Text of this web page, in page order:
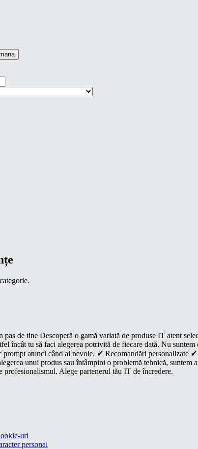
de tine Descoperă o gamă variată de produse IT atent
încât tu să faci alegerea potrivită de fiecare dată. Nu
prompt atunci când ai nevoie. ✔ Recomandări
unui produs sau întâmpini o problemă tehnică,
profesionalismul. Alege partenerul tău IT de încredere.
uri
personal